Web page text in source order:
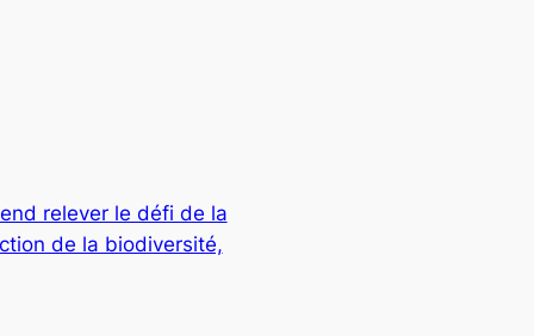
relever le défi de la
de la biodiversité,